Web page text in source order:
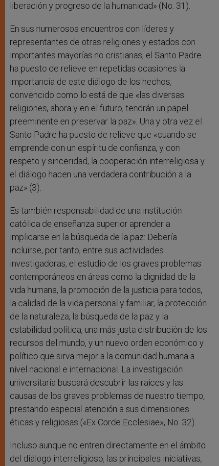
liberación y progreso de la humanidad» (No. 31).
En sus numerosos encuentros con líderes y
representantes de otras religiones y estados con
importantes mayorías no cristianas, el Santo Padre
ha puesto de relieve en repetidas ocasiones la
importancia de este diálogo de los hechos,
convencido como lo está de que «las diversas
religiones, ahora y en el futuro, tendrán un papel
preeminente en preservar la paz». Una y otra vez el
Santo Padre ha puesto de relieve que «cuando se
emprende con un espíritu de confianza, y con
respeto y sinceridad, la cooperación interreligiosa y
el diálogo hacen una verdadera contribución a la
paz» (3).
Es también responsabilidad de una institución
católica de enseñanza superior aprender a
implicarse en la búsqueda de la paz: Debería
incluirse, por tanto, entre sus actividades
investigadoras, el estudio de los graves problemas
contemporáneos en áreas como la dignidad de la
vida humana, la promoción de la justicia para todos,
la calidad de la vida personal y familiar, la protección
de la naturaleza, la búsqueda de la paz y la
estabilidad política, una más justa distribución de los
recursos del mundo, y un nuevo orden económico y
político que sirva mejor a la comunidad humana a
nivel nacional e internacional. La investigación
universitaria buscará descubrir las raíces y las
causas de los graves problemas de nuestro tiempo,
prestando especial atención a sus dimensiones
éticas y religiosas («Ex Corde Ecclesiae», No. 32).
Incluso aunque no entren directamente en el ámbito
del diálogo interreligioso, las principales iniciativas,